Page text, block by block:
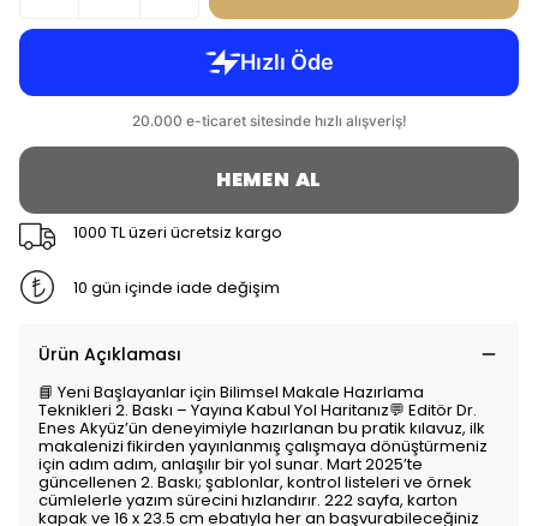
HEMEN AL
1000 TL üzeri ücretsiz kargo
10 gün içinde iade değişim
Ürün Açıklaması
📘 Yeni Başlayanlar için Bilimsel Makale Hazırlama
Teknikleri 2. Baskı – Yayına Kabul Yol Haritanız💬 Editör Dr.
Enes Akyüz’ün deneyimiyle hazırlanan bu pratik kılavuz, ilk
makalenizi fikirden yayınlanmış çalışmaya dönüştürmeniz
için adım adım, anlaşılır bir yol sunar. Mart 2025’te
güncellenen 2. Baskı; şablonlar, kontrol listeleri ve örnek
cümlelerle yazım sürecini hızlandırır. 222 sayfa, karton
kapak ve 16 x 23.5 cm ebatıyla her an başvurabileceğiniz